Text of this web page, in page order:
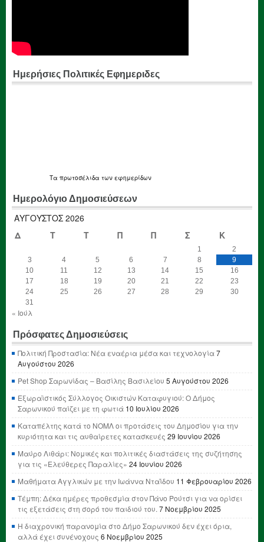
Ημερήσιες Πολιτικές Εφημεριδες
Τα πρωτοσέλιδα των εφημερίδων
Ημερολόγιο Δημοσιεύσεων
ΑΎΓΟΥΣΤΟΣ 2026
Δ
Τ Τ Π Π Σ Κ
1
2
3
4 5 6 7 8
9
10
11 12 13 14 15
16
17
18 19 20 21 22
23
24
25 26 27 28 29
30
31
« Ιούλ
Πρόσφατες Δημοσιεύσεις
Πολιτική Προστασία: Νέα εναέρια μέσα και τεχνολογία7
Αυγούστου 2026
Pet Shop Σαρωνίδας – Βασίλης Βασιλείου 5 Αυγούστου 2026
Εξωραϊστικός Σύλλογος Οικιστών Καταφυγιού: Ο Δήμος
Σαρωνικού παίζει με τη φωτιά 10 Ιουλίου 2026
Καταπέλτης κατά το ΝΟΜΛ οι προτάσεις του Δημοσίου για την
κυριότητα και τις αυθαίρετες κατασκευές 29 Ιουνίου 2026
Μαύρο Λιθάρι: Νομικές και πολιτικές διαστάσεις της συζήτησης
για τις «Ελεύθερες Παραλίες» 24 Ιουνίου 2026
Μαθήματα Αγγλικών με την Ιωάννα Νταΐδου 11 Φεβρουαρίου 2026
Τέμπη: Δέκα ημέρες προθεσμία στον Πάνο Ρούτσι για να ορίσει
τις εξετάσεις στη σορό του παιδιού του. 7 Νοεμβρίου 2025
Η διαχρονική παρανομία στο Δήμο Σαρωνικού δεν έχει όρια,
αλλά έχει συνένοχους 6 Νοεμβρίου 2025